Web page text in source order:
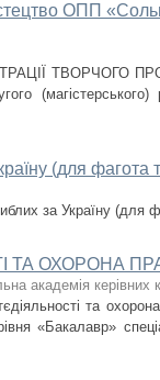
ОПП
ТВОРЧОГО
(для фагота
за Україну (для
ТА ОХОРОНА
академія керівних
та
«Бакалавр»